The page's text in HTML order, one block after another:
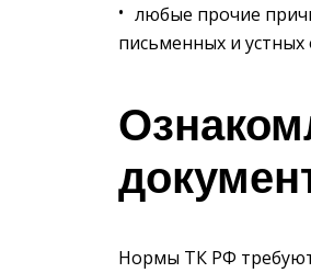
любые прочие
письменных и устных
Нормы ТК РФ